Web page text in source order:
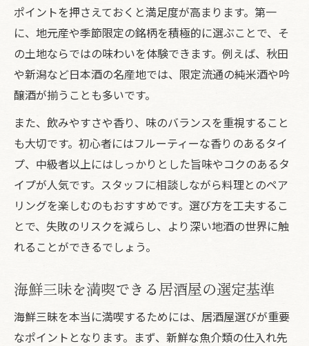
ポイントを押さえておくと満足度が高まります。第一
に、地元産や季節限定の銘柄を積極的に選ぶことで、そ
の土地ならではの味わいを体験できます。例えば、秋田
や新潟など日本酒の名産地では、限定流通の純米酒や吟
醸酒が揃うことも多いです。
また、飲みやすさや香り、味のバランスを重視すること
も大切です。初心者にはフルーティーな香りのあるタイ
プ、中級者以上にはしっかりとした旨味やコクのあるタ
イプが人気です。スタッフに相談しながら料理とのペア
リングを楽しむのもおすすめです。選び方を工夫するこ
とで、失敗のリスクを減らし、より深い地酒の世界に触
れることができるでしょう。
海鮮三昧を満喫できる居酒屋の選定基準
海鮮三昧を本当に満喫するためには、居酒屋選びが重要
なポイントとなります。まず、新鮮な魚介類の仕入れ先